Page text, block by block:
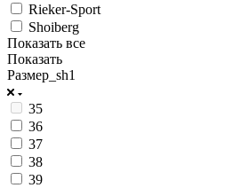
Rieker-Sport
Shoiberg
Показать все
Показать
Размер_sh1
35
36
37
38
39